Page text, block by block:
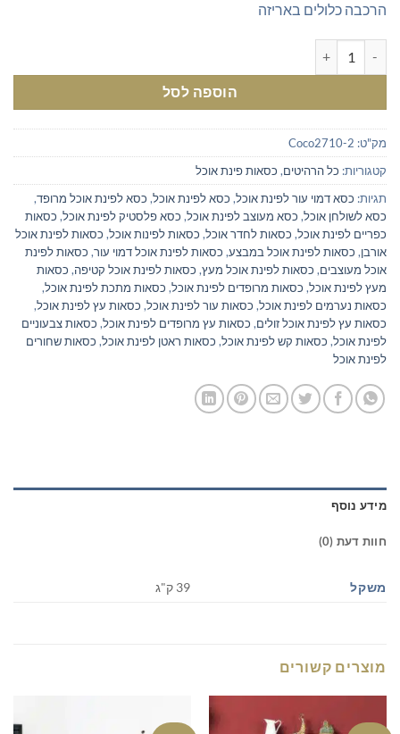
הרכבה כלולים באריזה
הוספה לסל
מק"ט: Coco2710-2
קטגוריות: כל הרהיטים, כסאות פינת אוכל
תגיות: כסא דמוי עור לפינת אוכל, כסא לפינת אוכל, כסא לפינת אוכל מרופד,
כסא לשולחן אוכל, כסא מעוצב לפינת אוכל, כסא פלסטיק לפינת אוכל, כסאות
כפריים לפינת אוכל, כסאות לחדר אוכל, כסאות לפינות אוכל, כסאות לפינת אוכל
אורבן, כסאות לפינת אוכל במבצע, כסאות לפינת אוכל דמוי עור, כסאות לפינת
אוכל מעוצבים, כסאות לפינת אוכל מעץ, כסאות לפינת אוכל קטיפה, כסאות
מעץ לפינת אוכל, כסאות מרופדים לפינת אוכל, כסאות מתכת לפינת אוכל,
כסאות נערמים לפינת אוכל, כסאות עור לפינת אוכל, כסאות עץ לפינת אוכל,
כסאות עץ לפינת אוכל זולים, כסאות עץ מרופדים לפינת אוכל, כסאות צבעוניים
לפינת אוכל, כסאות קש לפינת אוכל, כסאות ראטן לפינת אוכל, כסאות שחורים
לפינת אוכל
מידע נוסף
חוות דעת (0)
משקל 39 ק"ג
מוצרים קשורים